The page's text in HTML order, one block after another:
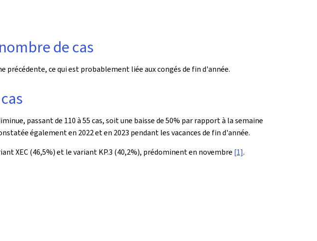
de cas
précédente, ce qui est probablement liée aux congés de fin d'année.
passant de 110 à 55 cas, soit une baisse de 50% par rapport à la semaine
également en 2022 et en 2023 pendant les vacances de fin d'année.
XEC (46,5%) et le variant KP.3 (40,2%), prédominent en novembre [1].